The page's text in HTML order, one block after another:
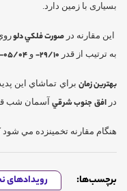
بسیاری با زمین دارد.
اين مقارنه در صورت فلكي دلو
به ترتيب از قدر 29/10- و 05/04-
بهترين زمان
در افقجنوب شرقي آسمان شب
هنگام مقارنه تخمينزده مي
برچسب‌ها: رویدادهای